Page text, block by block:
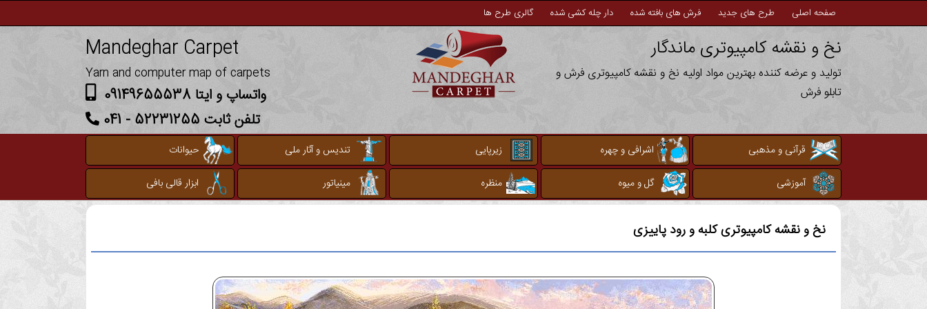
صفحه اصلی طرح های جدید فرش های بافته شده دار چله کشی شده گالری طرح ها
نخ و نقشه کامپیوتری ماندگار
تولید و عرضه کننده بهترین مواد اولیه نخ و نقشه کامپیوتری فرش و
تابلو فرش
Mandeghar Carpet
Yarn and computer map of carpets
واتساپ و ایتا 09149655538
تلفن ثابت 52231255 - 041
قرآنی و مذهبی اشرافی و چهره زیرپایی تندیس و آثار ملی
حیوانات
آموزشی
گل و میوه منظره مینیاتور ابزار قالی بافی
نخ و نقشه کامپیوتریکلبه و رود پاییزی